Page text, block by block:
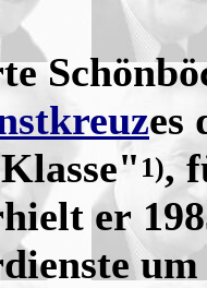
es
1),
er